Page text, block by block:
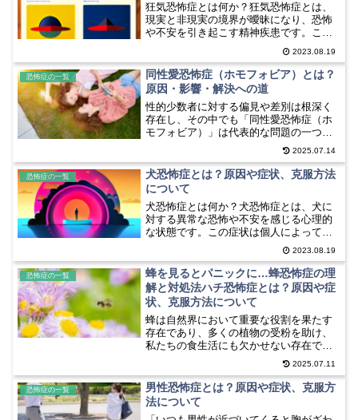
狂気恐怖症とは何か？狂気恐怖症とは、
現実と非現実の境界が曖昧になり、恐怖
や不安を引き起こす精神疾患です。この
症状は、人々が現実と幻想の世界を区別
できなくなることによって特徴付けられ
ます。狂気恐怖症の原因は明確ではあり
ませんが、遺伝的要因や脳...
2023.08.19
恐怖症の一覧
同性愛恐怖症（ホモフォビア）とは？
原因・影響・解決への道
性的少数者に対する偏見や差別は根深く
存在し、その中でも「同性愛恐怖症（ホ
モフォビア）」は代表的な問題の一つで
す。単なる嫌悪や拒否感を超え、場合に
よっては暴言や排除、暴力など深刻な形
で現れることがあります。ホモフォビア
の背景には無知や無自覚な...
2025.07.14
恐怖症の一覧
犬恐怖症とは？原因や症状、克服方法
について
犬恐怖症とは何か？犬恐怖症とは、犬に
対する異常な恐怖や不安を感じる心理的
な状態です。この症状は個人によって異
なりますが、一般的には犬に近づくこと
や触れられることに対して強い恐怖を感
じる傾向があります。犬恐怖症の原因は
さまざまですが、トラウマ...
2023.08.19
恐怖症の一覧
蜂を見るとパニックに…蜂恐怖症の理
解と対処法ハチ恐怖症とは？原因や症
状、克服方法について
蜂は自然界において重要な役割を果たす
存在であり、多くの植物の受粉を助け、
私たちの食生活にも欠かせない存在で
す。しかし、蜂を恐れる人々にとって、
その存在は日常生活において大きなスト
レスとなることがあります。特に、蜂に
刺されることへの恐怖やアレ...
2025.07.11
恐怖症の一覧
男性恐怖症とは？原因や症状、克服方
法について